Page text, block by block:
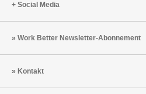
Social Media
Work Better Newsletter-Abonnement
Kontakt